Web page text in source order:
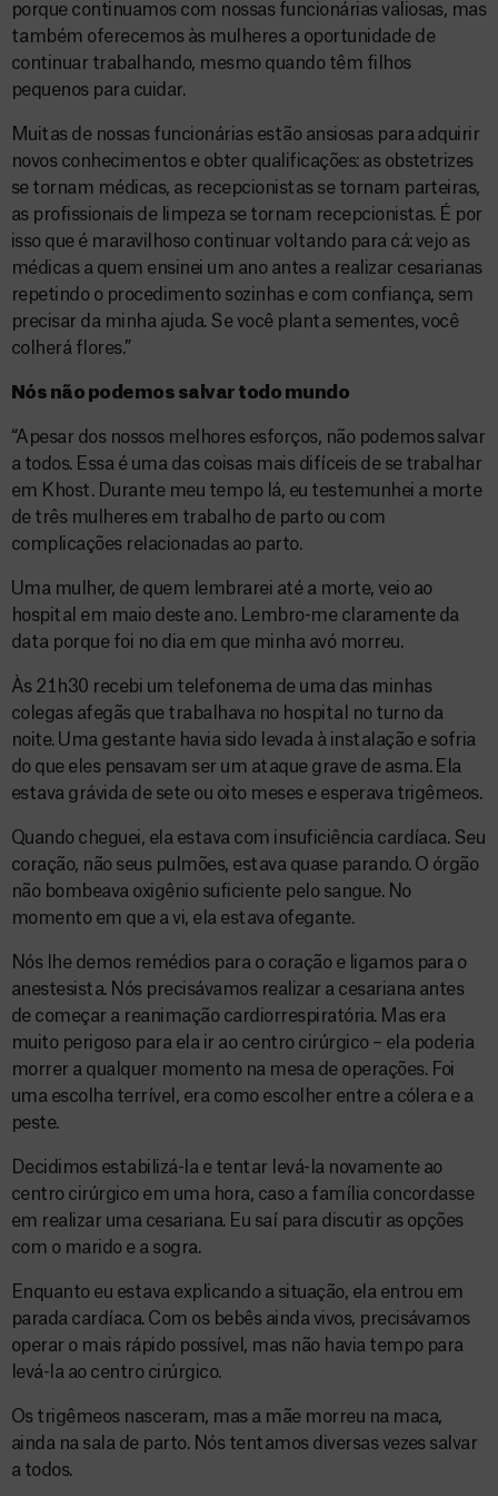
porque continuamos com nossas funcionárias valiosas, mas
também oferecemos às mulheres a oportunidade de
continuar trabalhando, mesmo quando têm filhos
pequenos para cuidar.
Muitas de nossas funcionárias estão ansiosas para adquirir
novos conhecimentos e obter qualificações: as obstetrizes
se tornam médicas, as recepcionistas se tornam parteiras,
as profissionais de limpeza se tornam recepcionistas. É por
isso que é maravilhoso continuar voltando para cá: vejo as
médicas a quem ensinei um ano antes a realizar cesarianas
repetindo o procedimento sozinhas e com confiança, sem
precisar da minha ajuda. Se você planta sementes, você
colherá flores.”
Nós não podemos salvar todo mundo
“Apesar dos nossos melhores esforços, não podemos salvar
a todos. Essa é uma das coisas mais difíceis de se trabalhar
em Khost. Durante meu tempo lá, eu testemunhei a morte
de três mulheres em trabalho de parto ou com
complicações relacionadas ao parto.
Uma mulher, de quem lembrarei até a morte, veio ao
hospital em maio deste ano. Lembro-me claramente da
data porque foi no dia em que minha avó morreu.
Às 21h30 recebi um telefonema de uma das minhas
colegas afegãs que trabalhava no hospital no turno da
noite. Uma gestante havia sido levada à instalação e sofria
do que eles pensavam ser um ataque grave de asma. Ela
estava grávida de sete ou oito meses e esperava trigêmeos.
Quando cheguei, ela estava com insuficiência cardíaca. Seu
coração, não seus pulmões, estava quase parando. O órgão
não bombeava oxigênio suficiente pelo sangue. No
momento em que a vi, ela estava ofegante.
Nós lhe demos remédios para o coração e ligamos para o
anestesista. Nós precisávamos realizar a cesariana antes
de começar a reanimação cardiorrespiratória. Mas era
muito perigoso para ela ir ao centro cirúrgico – ela poderia
morrer a qualquer momento na mesa de operações. Foi
uma escolha terrível, era como escolher entre a cólera e a
peste.
Decidimos estabilizá-la e tentar levá-la novamente ao
centro cirúrgico em uma hora, caso a família concordasse
em realizar uma cesariana. Eu saí para discutir as opções
com o marido e a sogra.
Enquanto eu estava explicando a situação, ela entrou em
parada cardíaca. Com os bebês ainda vivos, precisávamos
operar o mais rápido possível, mas não havia tempo para
levá-la ao centro cirúrgico.
Os trigêmeos nasceram, mas a mãe morreu na maca,
ainda na sala de parto. Nós tentamos diversas vezes salvar
a todos.